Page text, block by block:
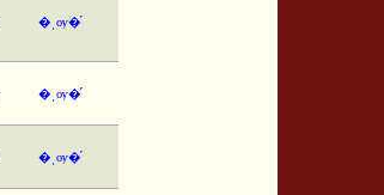
�ͺѹ�֡
�ͺѹ�֡
�ͺѹ�֡